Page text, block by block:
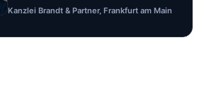
Kanzlei Brandt & Partner, Frankfurt am Main